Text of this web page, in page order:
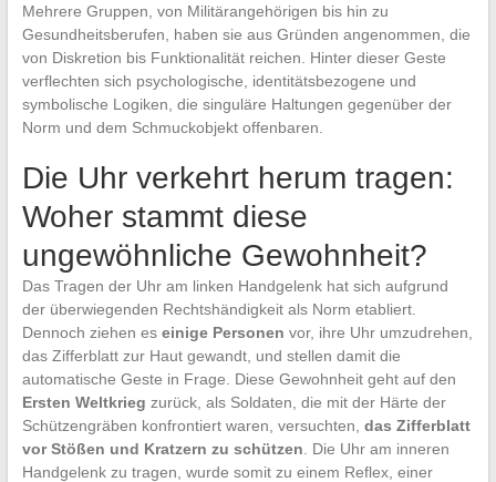
Mehrere Gruppen, von Militärangehörigen bis hin zu
Gesundheitsberufen, haben sie aus Gründen angenommen, die
von Diskretion bis Funktionalität reichen. Hinter dieser Geste
verflechten sich psychologische, identitätsbezogene und
symbolische Logiken, die singuläre Haltungen gegenüber der
Norm und dem Schmuckobjekt offenbaren.
Die Uhr verkehrt herum tragen:
Woher stammt diese
ungewöhnliche Gewohnheit?
Das Tragen der Uhr am linken Handgelenk hat sich aufgrund
der überwiegenden Rechtshändigkeit als Norm etabliert.
Dennoch ziehen es einige Personen vor, ihre Uhr umzudrehen,
das Zifferblatt zur Haut gewandt, und stellen damit die
automatische Geste in Frage. Diese Gewohnheit geht auf den
Ersten Weltkrieg zurück, als Soldaten, die mit der Härte der
Schützengräben konfrontiert waren, versuchten, das Zifferblatt
vor Stößen und Kratzern zu schützen . Die Uhr am inneren
Handgelenk zu tragen, wurde somit zu einem Reflex, einer